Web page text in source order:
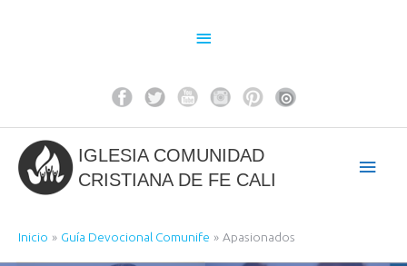
Above
IGLESIA COMUNIDAD
CRISTIANA DE FE CALI
Inicio Guía Devocional Comunife Apasionados